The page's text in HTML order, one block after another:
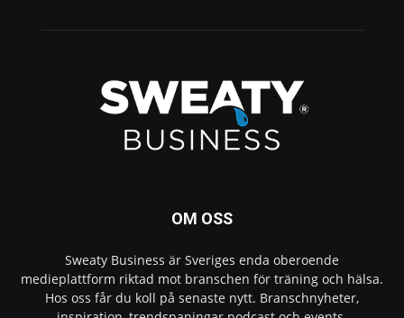
OM OSS
Sweaty Business är Sveriges enda oberoende
medieplattform riktad mot branschen för träning och hälsa.
Hos oss får du koll på senaste nytt. Branschnyheter,